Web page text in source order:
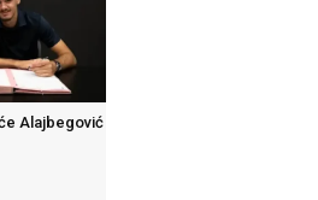
Alajbegović